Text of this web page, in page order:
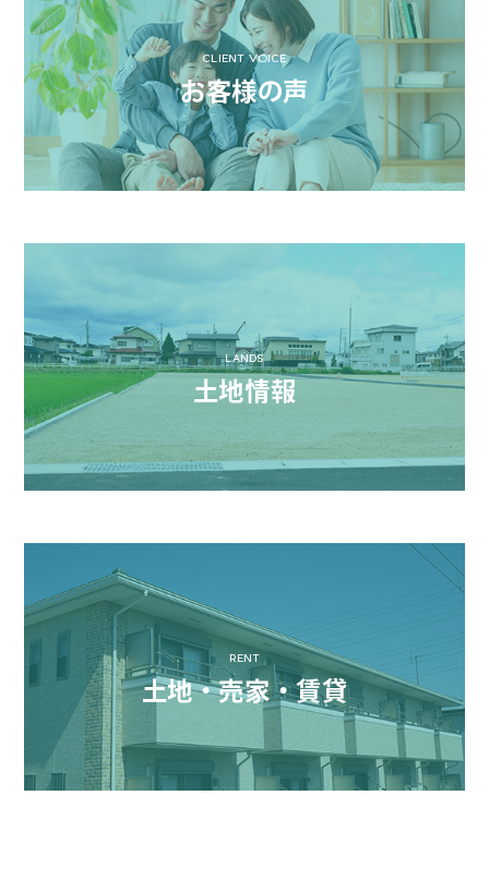
CLIENT VOICE
お客様の声
LANDS
土地情報
RENT
土地・売家・賃貸